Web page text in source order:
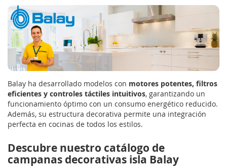
Balay ha desarrollado modelos con motores potentes, filtros
eficientes y controles táctiles intuitivos, garantizando un
funcionamiento óptimo con un consumo energético reducido.
Además, su estructura decorativa permite una integración
perfecta en cocinas de todos los estilos.
Descubre nuestro catálogo de
campanas decorativas isla Balay